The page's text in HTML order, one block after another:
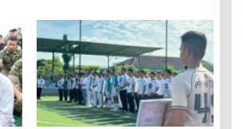
Pekanbaru dan Tim Pakar